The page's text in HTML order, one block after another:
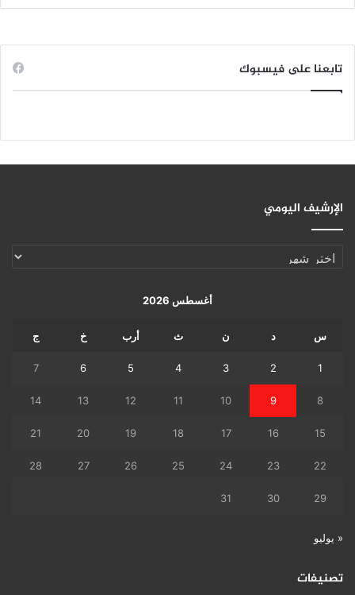
تابعنا على فيسبوك
الإرشيف اليومي
الإرشيف
اليومي
أغسطس 2026
س د ن ث أرب خ ج
1
2
3
4
5
6
7
8
9
10
11
12
13
14
15
16
17
18
19
20
21
22
23
24
25
26
27
28
29
30
31
« يوليو
تصنيفات